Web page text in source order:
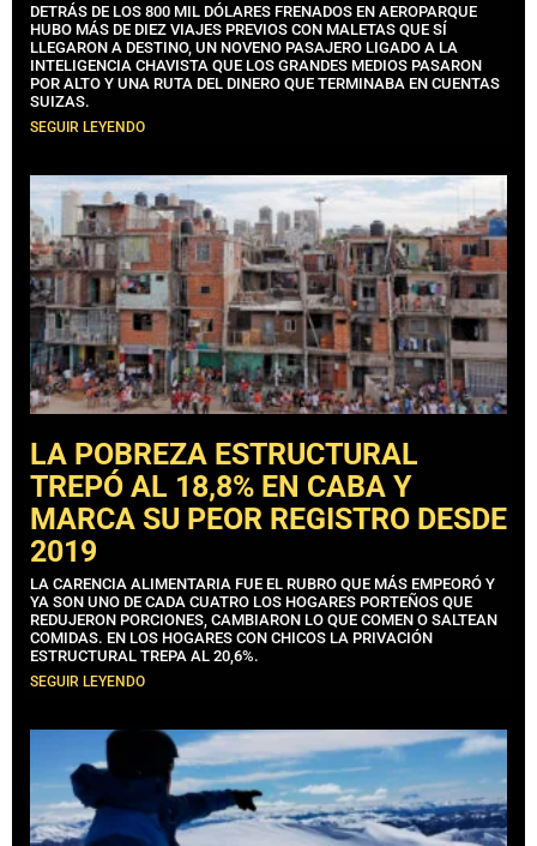
DETRÁS DE LOS 800 MIL DÓLARES FRENADOS EN AEROPARQUE
HUBO MÁS DE DIEZ VIAJES PREVIOS CON MALETAS QUE SÍ
LLEGARON A DESTINO, UN NOVENO PASAJERO LIGADO A LA
INTELIGENCIA CHAVISTA QUE LOS GRANDES MEDIOS PASARON
POR ALTO Y UNA RUTA DEL DINERO QUE TERMINABA EN CUENTAS
SUIZAS.
SEGUIR LEYENDO
LA POBREZA ESTRUCTURAL
TREPÓ AL 18,8% EN CABA Y
MARCA SU PEOR REGISTRO DESDE
2019
LA CARENCIA ALIMENTARIA FUE EL RUBRO QUE MÁS EMPEORÓ Y
YA SON UNO DE CADA CUATRO LOS HOGARES PORTEÑOS QUE
REDUJERON PORCIONES, CAMBIARON LO QUE COMEN O SALTEAN
COMIDAS. EN LOS HOGARES CON CHICOS LA PRIVACIÓN
ESTRUCTURAL TREPA AL 20,6%.
SEGUIR LEYENDO